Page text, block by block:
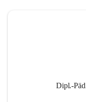
Dipl.-